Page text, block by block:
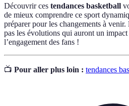
Découvrir ces tendances basketball
de mieux comprendre ce sport
préparer pour les changements à
pas les évolutions qui auront un
l’engagement des fans !
📺 Pour aller plus loin : tendances